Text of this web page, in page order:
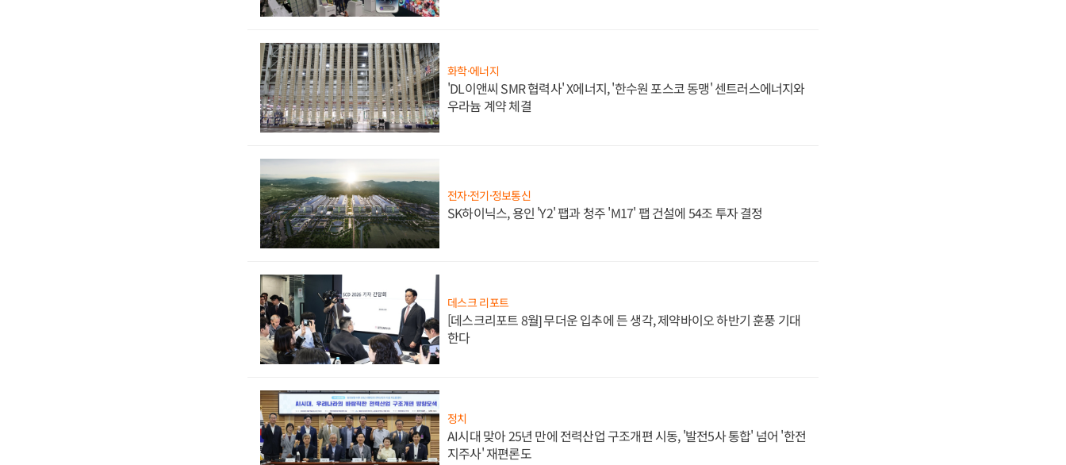
화학·에너지
'DL이앤씨 SMR 협력사' X에너지, '한수원 포스코 동맹' 센트러스에너지와
우라늄 계약 체결
전자·전기·정보통신
SK하이닉스, 용인 'Y2' 팹과 청주 'M17' 팹 건설에 54조 투자 결정
데스크 리포트
[데스크리포트 8월] 무더운 입추에 든 생각, 제약바이오 하반기 훈풍 기대
한다
정치
AI시대 맞아 25년 만에 전력산업 구조개편 시동, '발전5사 통합' 넘어 '한전
지주사' 재편론도